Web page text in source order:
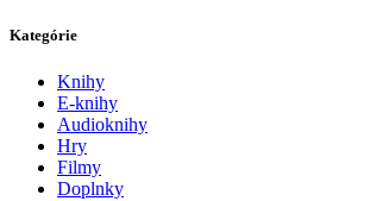
Kategórie
Knihy
E-knihy
Audioknihy
Hry
Filmy
Doplnky